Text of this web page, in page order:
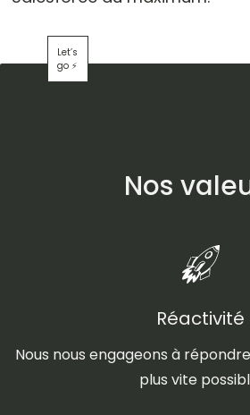
Let’s
go ⚡️
Nos
Réactivité
Nous nous engageons à
plus vite